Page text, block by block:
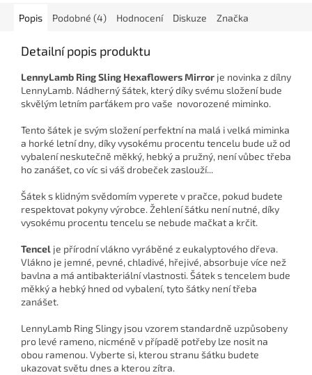
Popis Podobné (4) Hodnocení Diskuze Značka
Detailní popis produktu
LennyLamb Ring Sling Hexaflowers Mirror je novinka z dílny
LennyLamb. Nádherný šátek, který díky svému složení bude
skvělým letním parťákem pro vaše novorozené miminko.
Tento šátek je svým složení perfektní na malá i velká miminka
a horké letní dny, díky vysokému procentu tencelu bude už od
vybalení neskutečně měkký, hebký a pružný, není vůbec třeba
ho zanášet, co víc si váš drobeček zaslouží...
Šátek s klidným svědomím vyperete v pračce, pokud budete
respektovat pokyny výrobce. Žehlení šátku není nutné, díky
vysokému procentu tencelu se nebude mačkat a krčit.
Tencel je přírodní vlákno vyráběné z eukalyptového dřeva.
Vlákno je jemné, pevné, chladivé, hřejivé, absorbuje více než
bavlna a má antibakteriální vlastnosti. Šátek s tencelem bude
měkký a hebký hned od vybalení, tyto šátky není třeba
zanášet.
LennyLamb Ring Slingy jsou vzorem standardně uzpůsobeny
pro levé rameno, nicméně v případě potřeby lze nosit na
obou ramenou. Vyberte si, kterou stranu šátku budete
ukazovat světu dnes a kterou zítra.